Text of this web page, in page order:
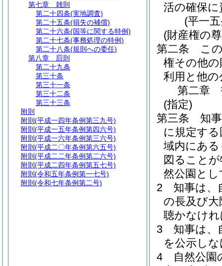
活の確保
(平一
(財産権の
第二条
こ
権その他
利用と他
第二章
(指定)
第三条
知
に規定す
域内にあ
図ること
然公園と
2
知事は、
の長及び大
聴かなけ
3
知事は、
を公示し
4
自然公園
第七章
雑則
第二十四条(実地調査)
第二十五条(損失の補償)
第二十六条(国等に関する特例)
第二十七条(事務処理の特例)
第二十八条(規則への委任)
第八章
罰則
第二十九条
第三十条
第三十一条
第三十二条
第三十三条
附則
附則 (平成一四年条例第三九号)
附則 (平成一五年条例第四六号)
附則 (平成一六年条例第三六号)
附則 (平成二〇年条例第六五号)
附則 (平成二二年条例第二六号)
附則 (平成二四年条例第五七号)
附則 (令和五年条例第一七号)
附則 (令和七年条例第二号)